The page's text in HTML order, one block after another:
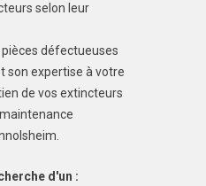
selon leur
pièces défectueuses
son expertise à votre
de vos extincteurs
d'un :